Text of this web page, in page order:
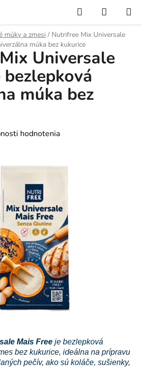
Hľadať
KOŠÍK
múky a zmesi / Nutrifree Mix Universale
múka bez kukurice
Mais Free je bezlepková
bez kukurice, ideálna na prípravu
pečív, ako sú koláče, sušienky,
Universale
bezlepková
múka bez
hodnotenia